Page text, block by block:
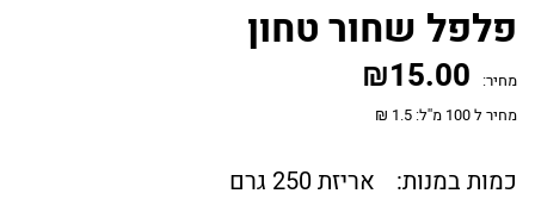
פלפל שחור טחון
מחיר: ₪15.00
מחיר ל 100 מ''ל: 1.5 ₪
כמות במנות: אריזת 250 גרם